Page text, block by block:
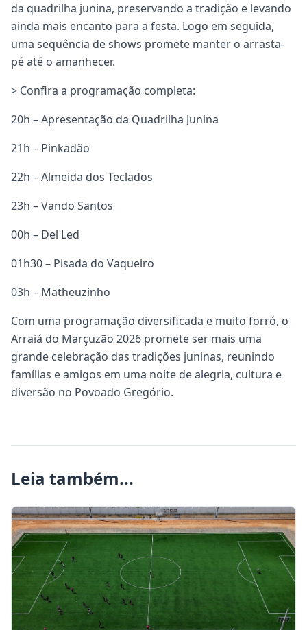
da quadrilha junina, preservando a tradição e levando
ainda mais encanto para a festa. Logo em seguida,
uma sequência de shows promete manter o arrasta-
pé até o amanhecer.
> Confira a programação completa:
20h – Apresentação da Quadrilha Junina
21h – Pinkadão
22h – Almeida dos Teclados
23h – Vando Santos
00h – Del Led
01h30 – Pisada do Vaqueiro
03h – Matheuzinho
Com uma programação diversificada e muito forró, o
Arraiá do Marçuzão 2026 promete ser mais uma
grande celebração das tradições juninas, reunindo
famílias e amigos em uma noite de alegria, cultura e
diversão no Povoado Gregório.
Leia também...